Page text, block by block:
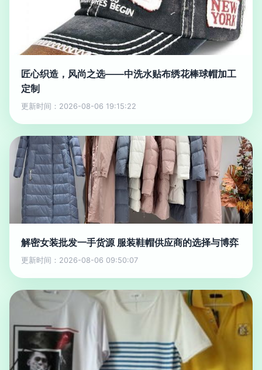
匠心织造，风尚之选——中洗水贴布绣花棒球帽加工
定制
更新时间：2026-08-06 19:15:22
解密女装批发一手货源 服装鞋帽供应商的选择与博弈
更新时间：2026-08-06 09:50:07